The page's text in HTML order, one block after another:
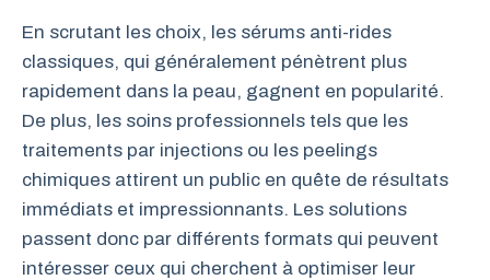
En scrutant les choix, les sérums anti-rides
classiques, qui généralement pénètrent plus
rapidement dans la peau, gagnent en popularité.
De plus, les soins professionnels tels que les
traitements par injections ou les peelings
chimiques attirent un public en quête de résultats
immédiats et impressionnants. Les solutions
passent donc par différents formats qui peuvent
intéresser ceux qui cherchent à optimiser leur